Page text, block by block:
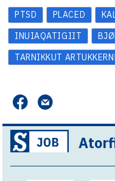
PTSD PLACED
INUIAQATIGIIT
TARNIKKUT